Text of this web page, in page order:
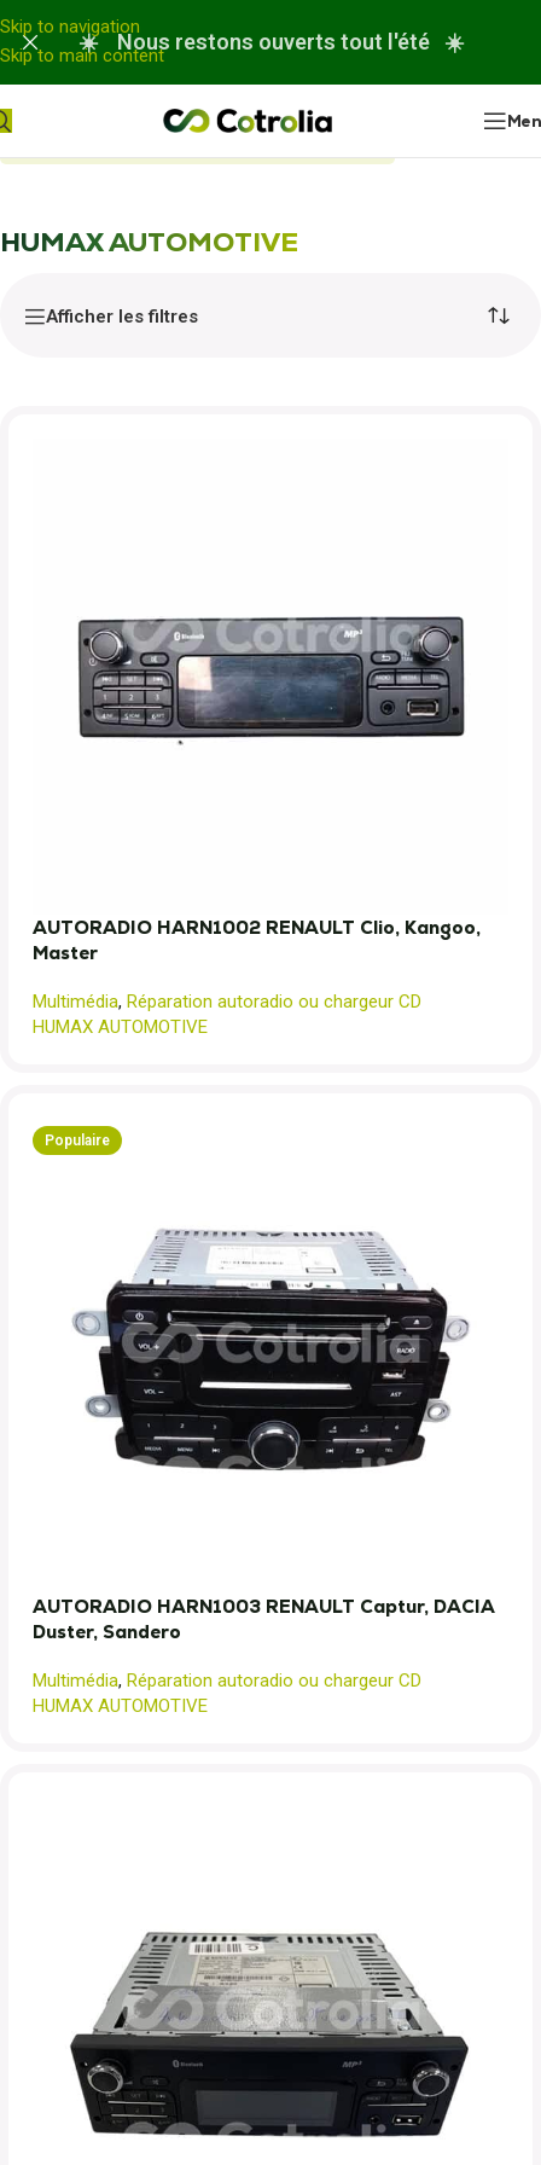
Panneau de gestion des cookies
Skip to navigation
Skip to main content
☀️ Nous restons ouverts tout l'été ☀️
HUMAX AUTOMOTIVE
Afficher les filtres
AUTORADIO HARN1002 RENAULT Clio, Kangoo,
Master
Multimédia, Réparation autoradio ou chargeur CD
HUMAX AUTOMOTIVE
Populaire
AUTORADIO HARN1003 RENAULT Captur, DACIA
Duster, Sandero
Multimédia, Réparation autoradio ou chargeur CD
HUMAX AUTOMOTIVE